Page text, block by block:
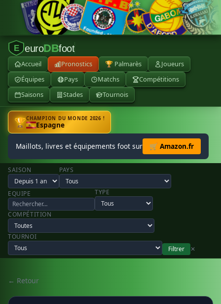
E euroDBfoot
Accueil Pronostics 🏆 Palmarès
Joueurs
Équipes
Pays Matchs
Compétitions
Saisons
Stades Tournois
🏆CHAMPION DU MONDE 2026 !
Espagne
Maillots, livres et équipements foot sur 🛒 Amazon.fr
SAISON PAYS
EQUIPE TYPE
COMPÉTITION
TOURNOI
Filtrer
✕
← Retour